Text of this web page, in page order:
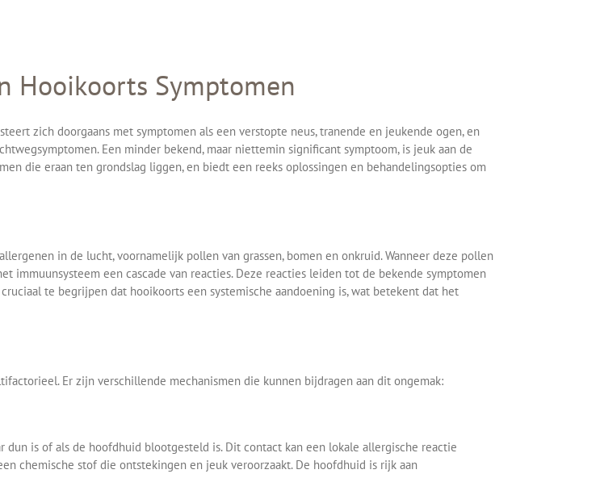
Hooikoorts Symptomen
zich doorgaans met symptomen als een verstopte neus, tranende en jeukende ogen, en
Een minder bekend, maar niettemin significant symptoom, is jeuk aan de
die eraan ten grondslag liggen, en biedt een reeks oplossingen en behandelingsopties om
in de lucht, voornamelijk pollen van grassen, bomen en onkruid. Wanneer deze pollen
immuunsysteem een cascade van reacties. Deze reacties leiden tot de bekende symptomen
te begrijpen dat hooikoorts een systemische aandoening is, wat betekent dat het
Er zijn verschillende mechanismen die kunnen bijdragen aan dit ongemak:
is of als de hoofdhuid blootgesteld is. Dit contact kan een lokale allergische reactie
chemische stof die ontstekingen en jeuk veroorzaakt. De hoofdhuid is rijk aan